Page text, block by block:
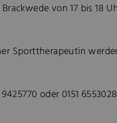
von 17 bis 18
Sporttherapeutin
oder 0151